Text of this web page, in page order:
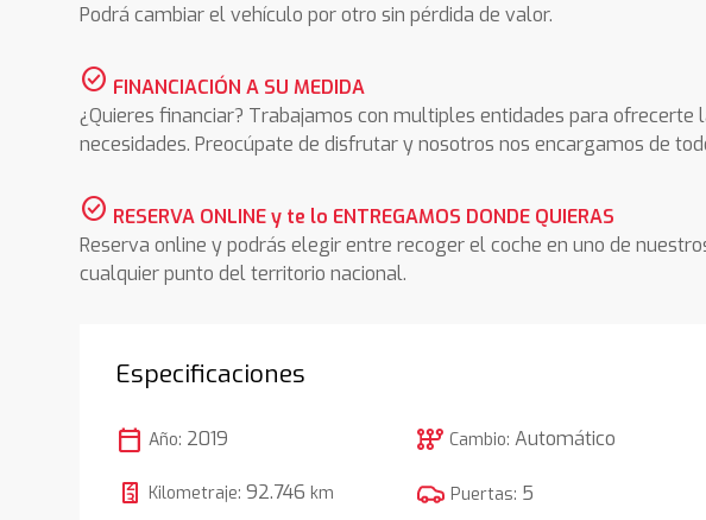
Podrá cambiar el vehículo por otro sin pérdida de valor.
check_circle FINANCIACIÓN A SU MEDIDA
¿Quieres financiar? Trabajamos con multiples entidades para ofrecerte
necesidades. Preocúpate de disfrutar y nosotros nos encargamos de
check_circle RESERVA ONLINE y te lo ENTREGAMOS DONDE QUIERAS
Reserva online y podrás elegir entre recoger el coche en uno de
cualquier punto del territorio nacional.
Especificaciones
calendar_today Año: 2019
Kilometraje:92.746 km
auto_transmission Cambio:Automático
Puertas: 5